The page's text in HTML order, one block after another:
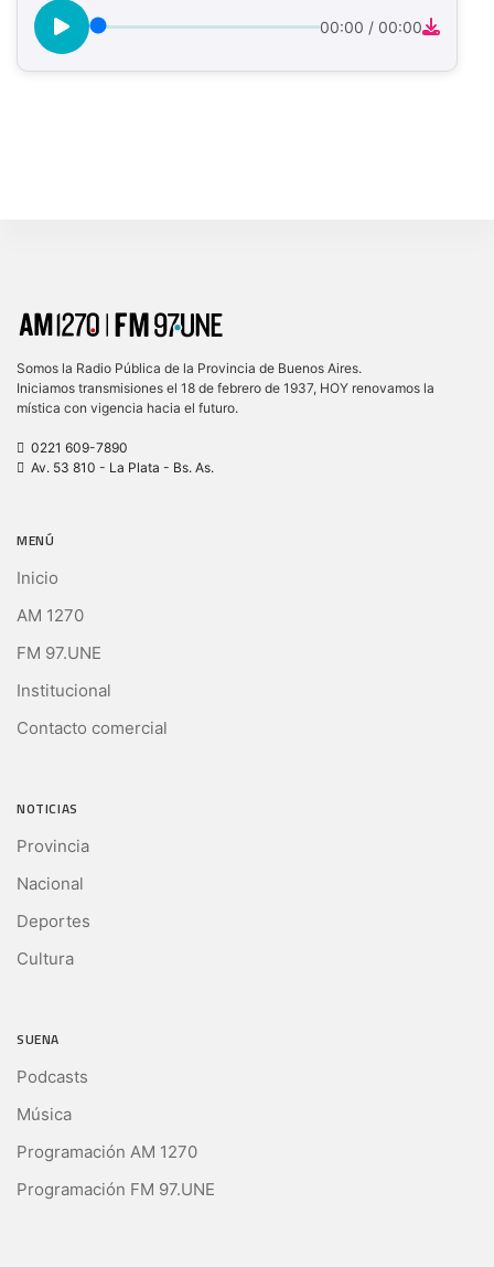
00:00 / 00:00
Somos la Radio Pública de la Provincia de Buenos Aires.
Iniciamos transmisiones el 18 de febrero de 1937, HOY renovamos la
mística con vigencia hacia el futuro.
0221 609-7890
Av. 53 810 - La Plata - Bs. As.
MENÚ
Inicio
AM 1270
FM 97.UNE
Institucional
Contacto comercial
NOTICIAS
Provincia
Nacional
Deportes
Cultura
SUENA
Podcasts
Música
Programación AM 1270
Programación FM 97.UNE